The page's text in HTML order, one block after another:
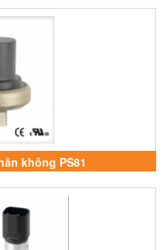
không PS81